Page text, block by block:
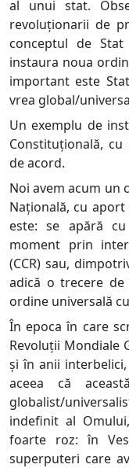
al unui stat.
revoluționarii de
conceptul de
instaura noua
important este
vrea global/
Un exemplu de
Constituțională,
de acord.
Noi avem acum un
Națională, cu
este: se apără
moment prin
(CCR) sau,
adică o trecere
ordine universală
În epoca în care
Revoluții Mondiale
și în anii
aceea că
globalist/
indefinit al
foarte roz: în
superputeri care